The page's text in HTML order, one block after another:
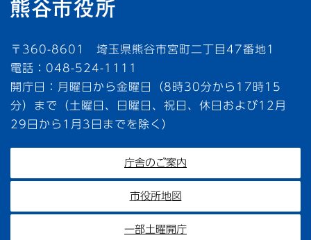
〒360-8601 埼玉県熊谷市宮町二丁目47番地1
電話：048-524-1111
開庁日：月曜日から金曜日（8時30分から17時15
分）まで（土曜日、日曜日、祝日、休日および12月
29日から1月3日までを除く）
庁舎のご案内
市役所地図
一部土曜開庁